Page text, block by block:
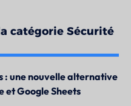
catégorie Sécurité
: une nouvelle alternative
et Google Sheets